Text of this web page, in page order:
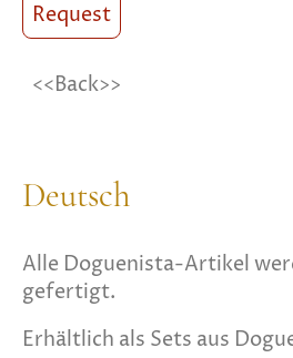
Request
<<Back>>
Deutsch
Alle Doguenista-Artikel
gefertigt.
Erhältlich als Sets aus